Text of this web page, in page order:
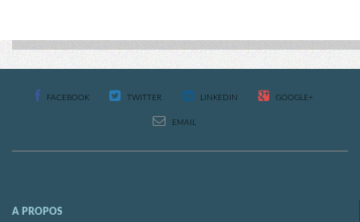
FACEBOOK TWITTER LINKEDIN GOOGLE+
EMAIL
A PROPOS